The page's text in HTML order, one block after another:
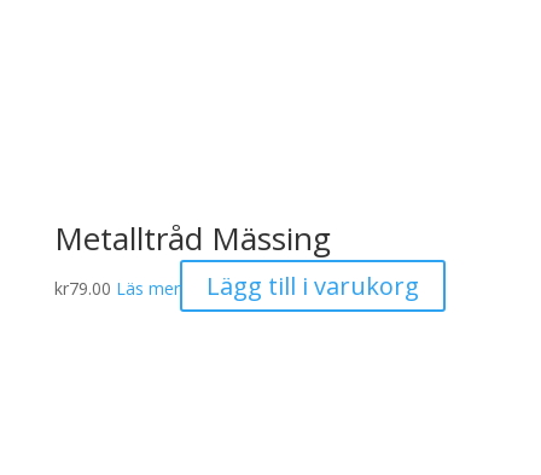
Metalltråd Mässing
kr79.00 Läs mer Lägg till i varukorg